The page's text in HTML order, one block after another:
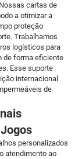
cartas de
a otimizar a
proteção
Trabalhamos
logísticos para
de forma eficiente
Esse suporte
internacional
de
personalizados
atendimento ao